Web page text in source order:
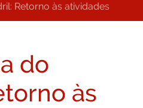
Retorno às atividades
do
às